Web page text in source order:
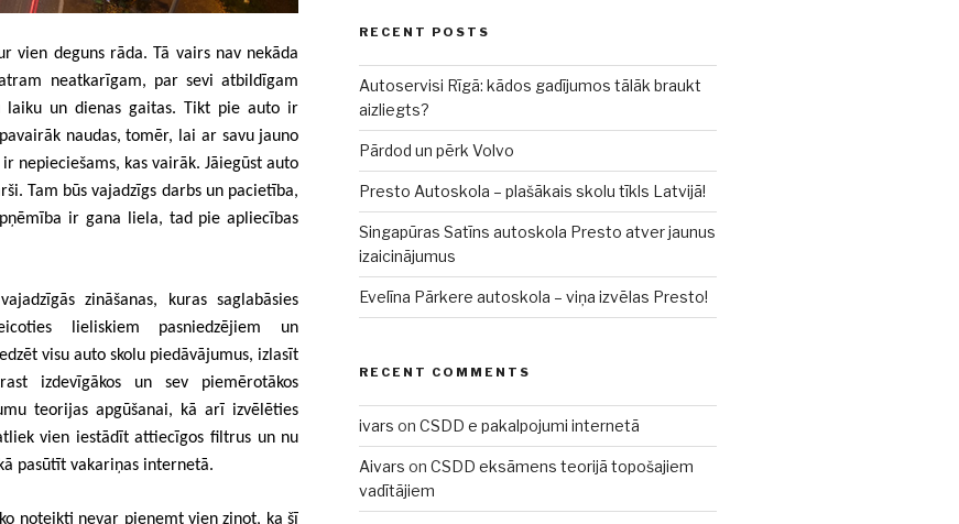
vien deguns rāda. Tā vairs nav nekāda
neatkarīgam, par sevi atbildīgam
laiku un dienas gaitas. Tikt pie auto ir
naudas, tomēr, lai ar savu jauno
nepieciešams, kas vairāk. Jāiegūst auto
Tam būs vajadzīgs darbs un pacietība,
ir gana liela, tad pie apliecības
zināšanas, kuras saglabāsies
lieliskiem pasniedzējiem un
visu auto skolu piedāvājumus, izlasīt
izdevīgākos un sev piemērotākos
teorijas apgūšanai, kā arī izvēlēties
vien iestādīt attiecīgos filtrus un nu
pasūtīt vakariņas internetā.
noteikti nevar pieņemt vien zinot, ka šī
RECENT POSTS
Autoservisi Rīgā: kādos gadījumos tālāk braukt
aizliegts?
Pārdod un pērk Volvo
Presto Autoskola – plašākais skolu tīkls Latvijā!
Singapūras Satīns autoskola Presto atver jaunus
izaicinājumus
Evelīna Pārkere autoskola – viņa izvēlas Presto!
RECENT COMMENTS
ivars on CSDD e pakalpojumi internetā
Aivars on CSDD eksāmens teorijā topošajiem
vadītājiem